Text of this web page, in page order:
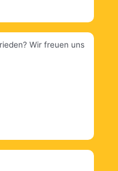
Wir freuen uns